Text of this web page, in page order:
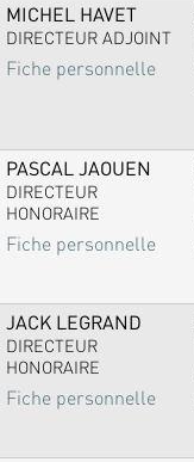
MICHEL HAVET
DIRECTEUR ADJOINT
Fiche personnelle
PASCAL JAOUEN
DIRECTEUR
HONORAIRE
Fiche personnelle
JACK LEGRAND
DIRECTEUR
HONORAIRE
Fiche personnelle